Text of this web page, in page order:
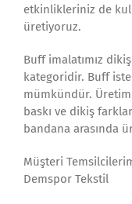
etkinlikleriniz de
üretiyoruz.
Buff imalatımız
kategoridir. Buff
mümkündür.
baskı ve dikiş
bandana arasında
Müşteri
Demspor Tekstil